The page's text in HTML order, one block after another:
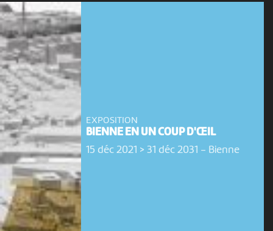
EXPOSITION
BIENNE EN UN COUP D'ŒIL
15 déc 2021 > 31 déc 2031 - Bienne